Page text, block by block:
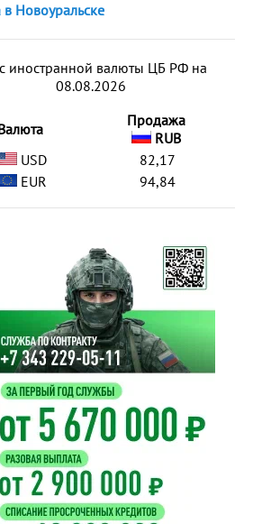
Новоуральске
иностранной валюты ЦБ РФ на
08.08.2026
Продажа
RUB
USD
82,17
EUR
94,84